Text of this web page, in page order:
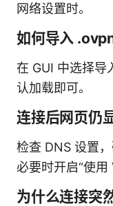
网络设置时。
如何导入
在 GUI 中选择导
认加载即可。
连接后网页仍
检查 DNS 设置
必要时开启“使用
为什么连接突